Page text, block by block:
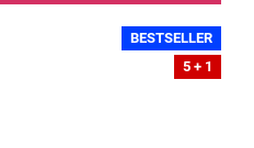
BESTSELLER
5 + 1